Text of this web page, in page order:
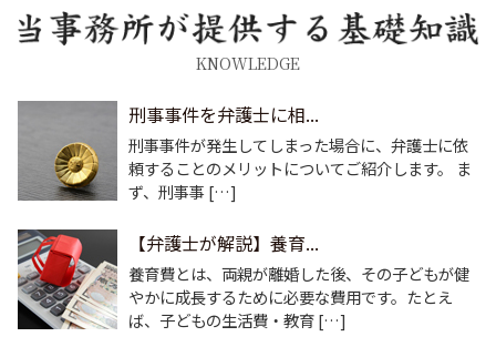
KNOWLEDGE
刑事事件を弁護士に相...
刑事事件が発生してしまった場合に、弁護士に依
頼することのメリットについてご紹介します。 ま
ず、刑事事 […]
【弁護士が解説】養育...
養育費とは、両親が離婚した後、その子どもが健
やかに成長するために必要な費用です。たとえ
ば、子どもの生活費・教育 […]